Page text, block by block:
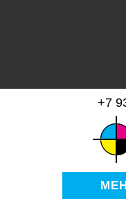
+7